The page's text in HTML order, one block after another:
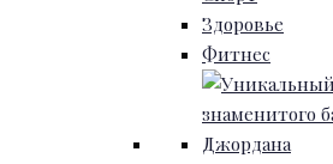
Здоровье
Фитнес